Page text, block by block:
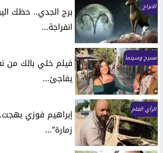
الابراج
انفراجة...
مسرح وسينما
فيلم خلي بالك من
يفاجئ...
الرأي العام
إبراهيم فوزي
زمارة”...